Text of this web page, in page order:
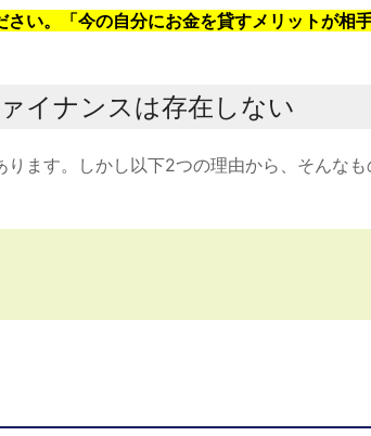
い。「今の自分にお金を貸すメリットが相
イナンスは存在しない
ます。しかし以下2つの理由から、そんなも